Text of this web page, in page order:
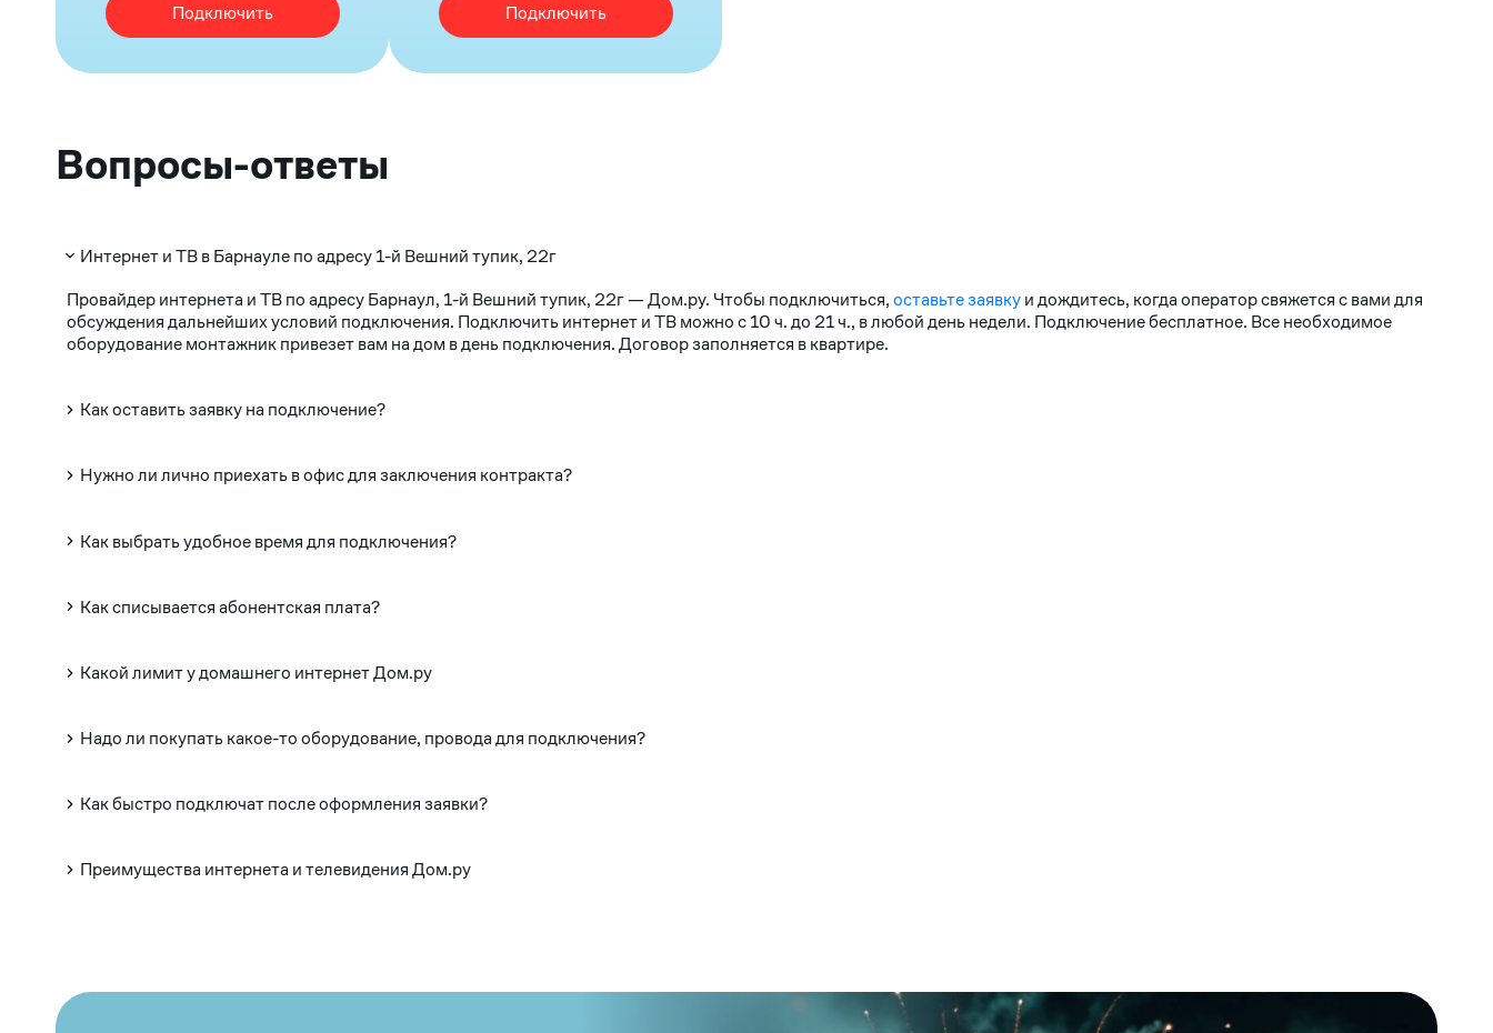
Подключить Подключить
Вопросы-ответы
Интернет и ТВ в Барнауле по адресу 1-й Вешний тупик, 22г
Провайдер интернета и ТВ по адресу Барнаул, 1-й Вешний тупик, 22г — Дом.ру. Чтобы подключиться,оставьте заявкуи дождитесь, когда оператор свяжется с вами для
обсуждения дальнейших условий подключения. Подключить интернет и ТВ можно с 10 ч. до 21 ч., в любой день недели. Подключение бесплатное. Все необходимое
оборудование монтажник привезет вам на дом в день подключения. Договор заполняется в квартире.
Как оставить заявку на подключение?
Нужно ли лично приехать в офис для заключения контракта?
Как выбрать удобное время для подключения?
Как списывается абонентская плата?
Какой лимит у домашнего интернет Дом.ру
Надо ли покупать какое-то оборудование, провода для подключения?
Как быстро подключат после оформления заявки?
Преимущества интернета и телевидения Дом.ру